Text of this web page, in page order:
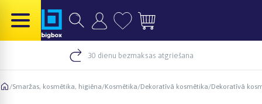
30 dienu bezmaksas atgriešana
/Smaržas, kosmētika, higiēna/Kosmētika/Dekoratīvā kosmētika/Dekoratīvā